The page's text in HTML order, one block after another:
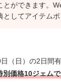
とができます。
としてアイテム
（日）の2日間
別価格10ジェム